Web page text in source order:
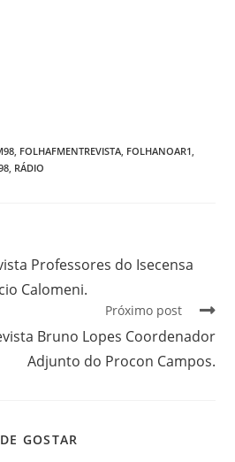
FOLHAFMENTREVISTA FOLHANOAR1
RÁDIO
Professores do Isecensa
Calomeni.
Próximo post
Bruno Lopes Coordenador
Adjunto do Procon Campos.
GOSTAR